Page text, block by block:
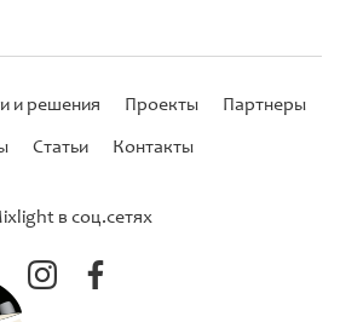
и решения Проекты Партнеры
Статьи Контакты
в соц.сетях